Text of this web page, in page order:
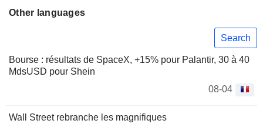
Other languages
Search
Bourse : résultats de SpaceX, +15% pour Palantir, 30 à 40
MdsUSD pour Shein
08-04
Wall Street rebranche les magnifiques